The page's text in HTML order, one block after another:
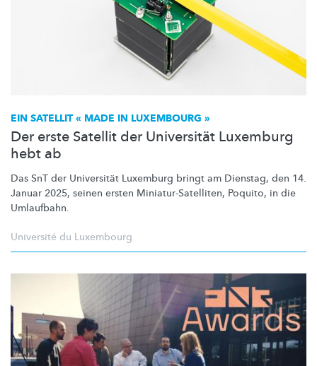
EIN SATELLIT « MADE IN LUXEMBOURG »
Der erste Satellit der Universität Luxemburg
hebt ab
Das SnT der Universität Luxemburg bringt am Dienstag, den 14.
Januar 2025, seinen ersten Miniatur-Satelliten, Poquito, in die
Umlaufbahn.
Université du Luxembourg